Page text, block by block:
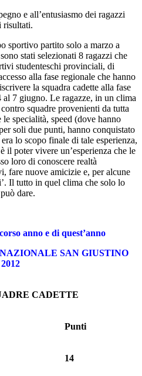
e all’entusiasmo dei ragazzi
risultati.
sportivo partito solo a marzo a
stati selezionati 8 ragazzi che
studenteschi provinciali, di
alla fase regionale che hanno
la squadra cadette alla fase
al 7 giugno. Le ragazze, in un clima
squadre provenienti da tutta
specialità, speed (dove hanno
soli due punti, hanno conquistato
lo scopo finale di tale esperienza,
il poter vivere un’esperienza che le
loro di conoscere realtà
fare nuove amicizie e, per alcune
Il tutto in quel clima che solo lo
dare.
anno e di quest’anno
SAN GIUSTINO
2012
CADETTE
Punti
14